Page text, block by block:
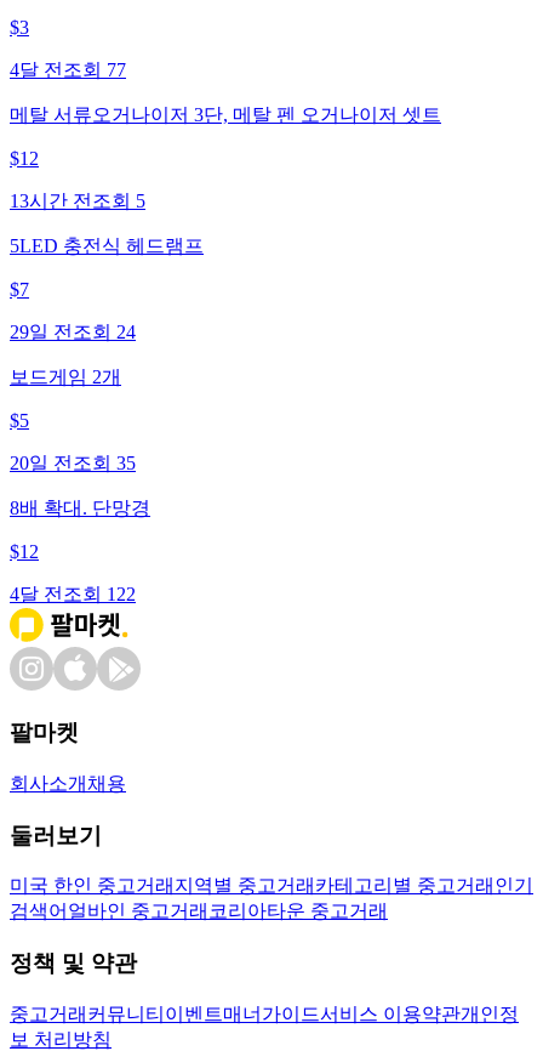
$3
4달 전 조회 77
메탈 서류오거나이저 3단, 메탈 펜 오거나이저 셋트
$12
13시간 전 조회 5
5LED 충전식 헤드램프
$7
29일 전 조회 24
보드게임 2개
$5
20일 전 조회 35
8배 확대. 단망경
$12
4달 전 조회 122
팔마켓
회사소개 채용
둘러보기
미국 한인 중고거래 지역별 중고거래 카테고리별 중고거래 인기
검색어 얼바인 중고거래 코리아타운 중고거래
정책 및 약관
중고거래 커뮤니티 이벤트매너가이드서비스 이용약관개인정
보 처리방침